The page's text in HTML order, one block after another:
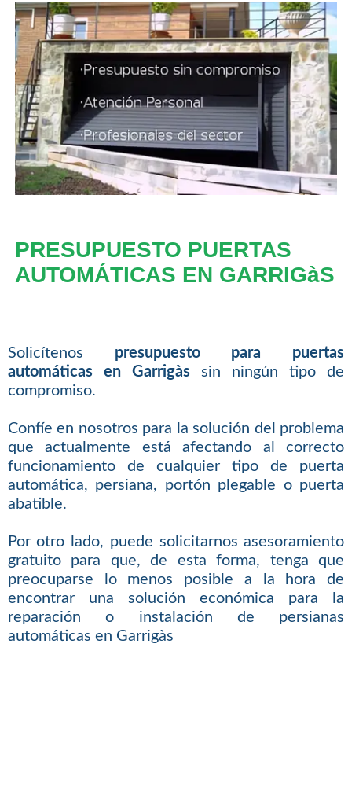
PRESUPUESTO PUERTAS
AUTOMÁTICAS EN GARRIGàS
Solicítenos presupuesto para puertas
automáticas en Garrigàssin ningún tipo de
compromiso.
Confíe en nosotros para la solución del problema
que actualmente está afectando al correcto
funcionamiento de cualquier tipo de puerta
automática, persiana, portón plegable o puerta
abatible.
Por otro lado, puede solicitarnos asesoramiento
gratuito para que, de esta forma, tenga que
preocuparse lo menos posible a la hora de
encontrar una solución económica para la
reparación o instalación de persianas
automáticas en Garrigàs